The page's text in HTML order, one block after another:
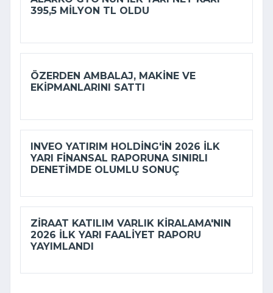
395,5 MILYON TL OLDU
ÖZERDEN AMBALAJ, MAKINE VE
EKIPMANLARINI SATTI
INVEO YATIRIM HOLDING'IN 2026 ILK
YARI FINANSAL RAPORUNA SINIRLI
DENETIMDE OLUMLU SONUÇ
ZIRAAT KATILIM VARLIK KIRALAMA'NIN
2026 ILK YARI FAALIYET RAPORU
YAYIMLANDI